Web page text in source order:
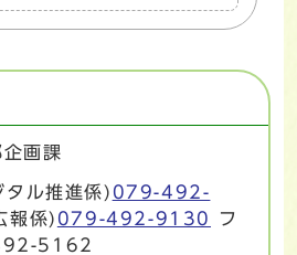
画課
ル推進係) 079-492-
報係) 079-492-9130
フ
5162